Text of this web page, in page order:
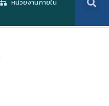
หน่วยงานภายใน